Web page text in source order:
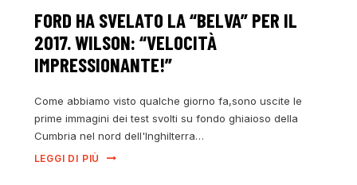
FORD HA SVELATO LA “BELVA” PER IL
2017. WILSON: “VELOCITÀ
IMPRESSIONANTE!”
Come abbiamo visto qualche giorno fa,sono uscite le
prime immagini dei test svolti su fondo ghiaioso della
Cumbria nel nord dell'Inghilterra…
LEGGI DI PIÙ